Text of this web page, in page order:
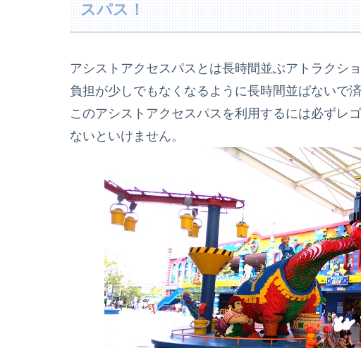
スパス！
アシストアクセスパスとは長時間並ぶアトラクシ
負担が少しでもなくなるように長時間並ばないで
このアシストアクセスパスを利用するには必ずレ
ないといけません。